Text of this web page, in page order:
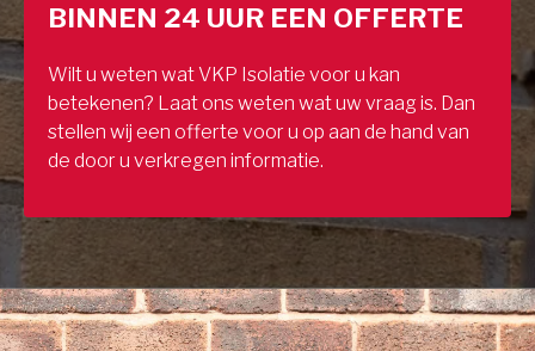
BINNEN 24 UUR EEN OFFERTE
Wilt u weten wat VKP Isolatie voor u kan
betekenen? Laat ons weten wat uw vraag is. Dan
stellen wij een offerte voor u op aan de hand van
de door u verkregen informatie.